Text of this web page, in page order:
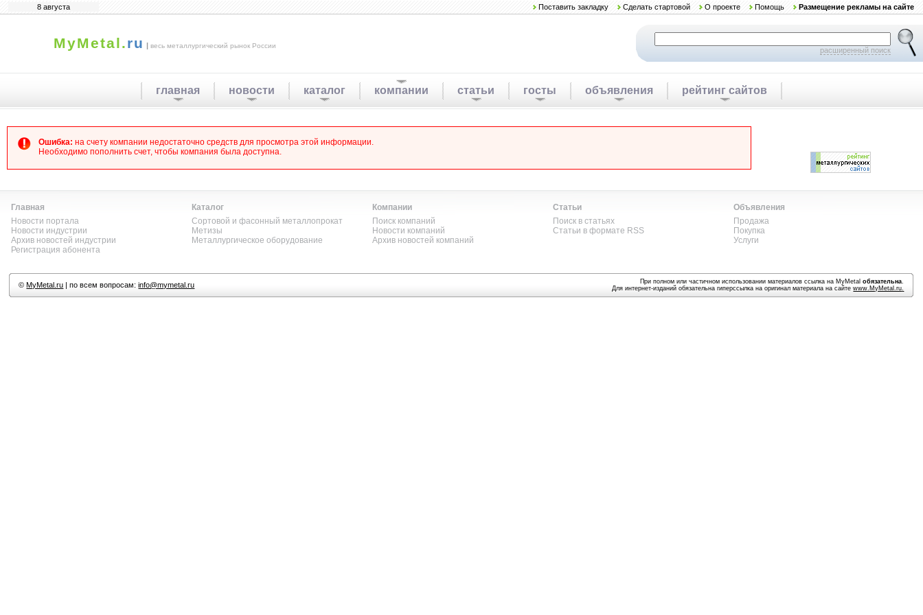
8 августа Поставить закладку Сделать стартовой О проекте Помощь Размещение рекламы на сайте
MyMetal.ru | весь металлургический рынок России
расширенный поиск
главная новости каталог компании статьи госты объявления рейтинг сайтов
Ошибка: на счету компании недостаточно средств для просмотра этой информации.
Необходимо пополнить счет, чтобы компания была доступна.
Главная
Новости портала
Новости индустрии
Архив новостей индустрии
Регистрация абонента
Каталог
Сортовой и фасонный металлопрокат
Метизы
Металлургическое оборудование
Компании
Поиск компаний
Новости компаний
Архив новостей компаний
Статьи
Поиск в статьях
Статьи в формате RSS
Объявления
Продажа
Покупка
Услуги
©MyMetal.ru | по всем вопросам:info@mymetal.ru При полном или частичном использовании материалов ссылка на MyMetalобязательна.
Для интернет-изданий обязательна гиперссылка на оригинал материала на сайтеwww.MyMetal.ru.